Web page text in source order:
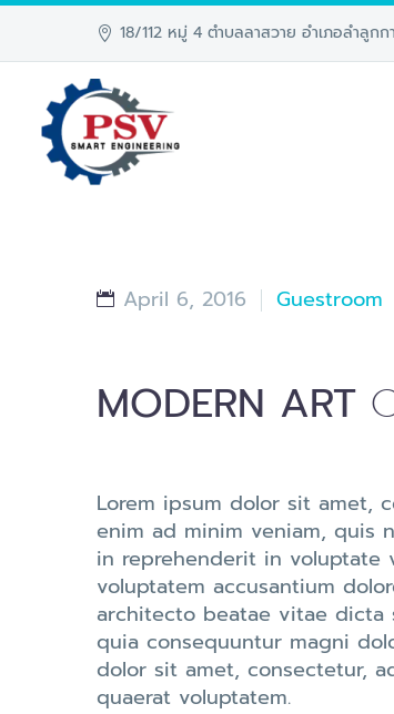
18/112 หมู่ 4 ตำบลลาสวาย อำเภอลำลูก
April 6, 2016 Guestroom
MODERN ART
Lorem ipsum dolor sit amet,
enim ad minim veniam, quis
in reprehenderit in voluptate
voluptatem accusantium
architecto beatae vitae dicta
quia consequuntur magni
dolor sit amet, consectetur,
quaerat voluptatem.